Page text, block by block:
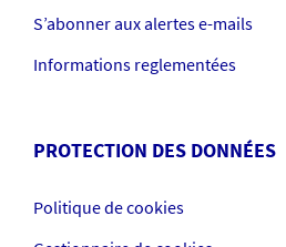
S’abonner aux alertes e-mails
Informations reglementées
PROTECTION DES DONNÉES
Politique de cookies